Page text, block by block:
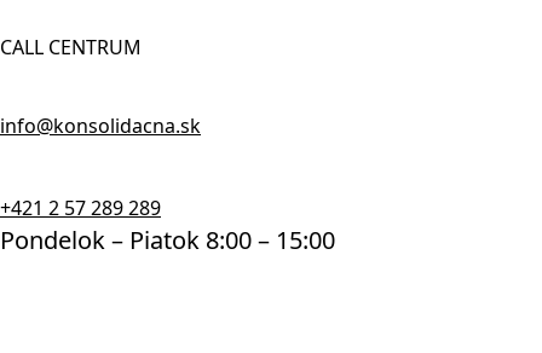
CALL CENTRUM
info@konsolidacna.sk
+421 2 57 289 289
Pondelok – Piatok 8:00 – 15:00